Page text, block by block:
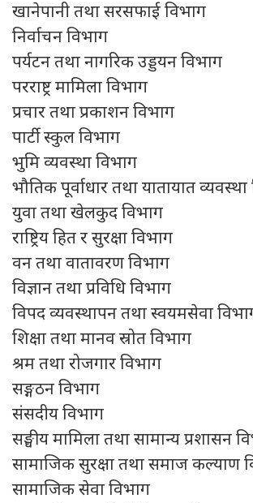
खानेपानी तथा सरसफाई विभाग
निर्वाचन विभाग
पर्यटन तथा नागरिक उड्डयन विभाग
परराष्ट्र मामिला विभाग
प्रचार तथा प्रकाशन विभाग
पार्टी स्कुल विभाग
भुमि व्यवस्था विभाग
भौतिक पूर्वाधार तथा यातायात
युवा तथा खेलकुद विभाग
राष्ट्रिय हित र सुरक्षा विभाग
वन तथा वातावरण विभाग
विज्ञान तथा प्रविधि विभाग
विपद व्यवस्थापन तथा स्वयमसेवा
शिक्षा तथा मानव स्रोत विभाग
श्रम तथा रोजगार विभाग
सङ्गठन विभाग
संसदीय विभाग
सङ्घीय मामिला तथा सामान्य प्रशासन
सामाजिक सुरक्षा तथा समाज कल्याण
सामाजिक सेवा विभाग